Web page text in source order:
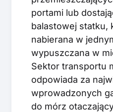
portami lub
balastowej statku,
nabierana w
wypuszczana w
Sektor transportu
odpowiada za
wprowadzonych
do mórz